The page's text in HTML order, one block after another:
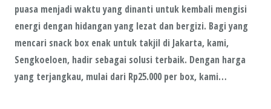
puasa menjadi waktu yang dinanti untuk kembali mengisi
energi dengan hidangan yang lezat dan bergizi. Bagi yang
mencari snack box enak untuk takjil di Jakarta, kami,
Sengkoeloen, hadir sebagai solusi terbaik. Dengan harga
yang terjangkau, mulai dari Rp25.000 per box, kami…